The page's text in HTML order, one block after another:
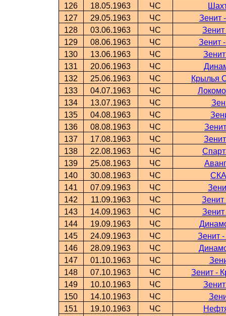
126
18.05.1963 ЧС
127
29.05.1963 ЧС
Зенит
128
03.06.1963 ЧС
129
08.06.1963 ЧС
Зенит
130
13.06.1963 ЧС
131
20.06.1963 ЧС
132
25.06.1963 ЧС
Крылья
133
04.07.1963 ЧС
134
13.07.1963 ЧС
135
04.08.1963 ЧС
136
08.08.1963 ЧС
137
17.08.1963 ЧС
138
22.08.1963 ЧС
139
25.08.1963 ЧС
140
30.08.1963 ЧС
141
07.09.1963 ЧС
142
11.09.1963 ЧС
143
14.09.1963 ЧС
144
19.09.1963 ЧС
145
24.09.1963 ЧС
Зенит
146
28.09.1963 ЧС
147
01.10.1963 ЧС
148
07.10.1963 ЧС
Зенит -
149
10.10.1963 ЧС
150
14.10.1963 ЧС
151
19.10.1963 ЧС